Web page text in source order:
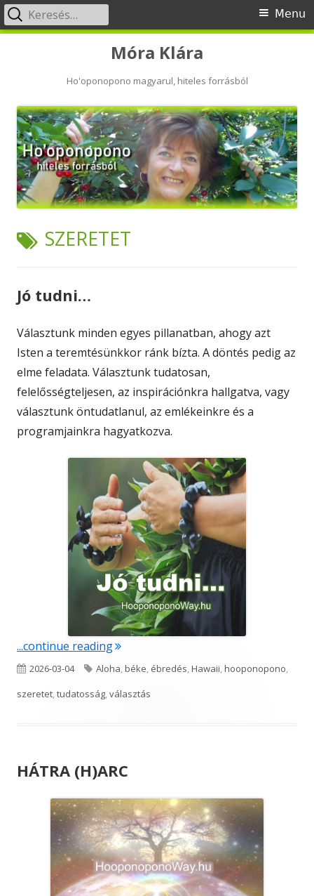
Móra Klára
Ho'oponopono magyarul, hiteles forrásból
Primary
Menu
Keresés:
TAG:
SZERETET
Jó tudni…
Választunk minden egyes pillanatban, ahogy azt
Isten a teremtésünkkor ránk bízta. A döntés pedig az
elme feladata. Választunk tudatosan,
felelősségteljesen, az inspirációnkra hallgatva, vagy
választunk öntudatlanul, az emlékeinkre és a
programjainkra hagyatkozva.
...continue reading"Jó tudni…"
Published
on
2026-03-04 Tags
Aloha,béke, ébredés,Hawaii,hooponopono,
szeretet,tudatosság,választás
HÁTRA (H)ARC